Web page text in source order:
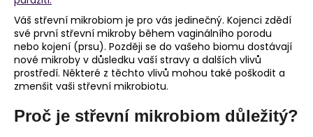
Váš střevní mikrobiom je pro vás jedinečný. Kojenci zdědí
své první střevní mikroby během vaginálního porodu
nebo kojení (prsu). Později se do vašeho biomu dostávají
nové mikroby v důsledku vaší stravy a dalších vlivů
prostředí. Některé z těchto vlivů mohou také poškodit a
zmenšit vaši střevní mikrobiotu.
Proč je střevní mikrobiom důležitý?
D
o
p
o
r
u
u